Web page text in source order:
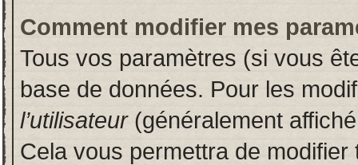
Comment modifier mes
Tous vos paramètres (si vous
base de données. Pour les
l’utilisateur(généralement
Cela vous permettra de